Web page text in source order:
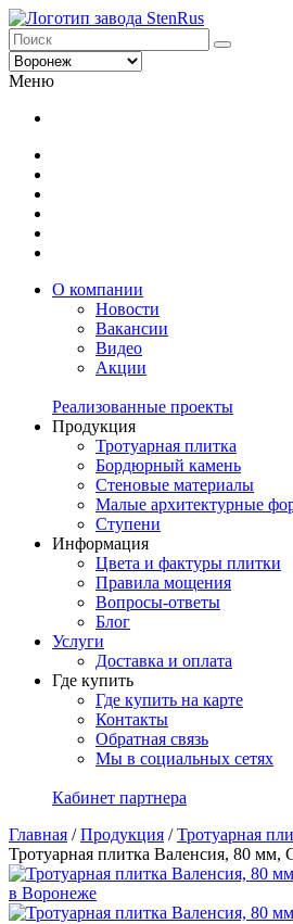
Меню
О компании
Новости
Вакансии
Видео
Акции
Реализованные проекты
Продукция
Тротуарная плитка
Бордюрный камень
Стеновые материалы
Малые архитектурные
Ступени
Информация
Цвета и фактуры плитки
Правила мощения
Вопросы-ответы
Блог
Услуги
Доставка и оплата
Где купить
Где купить на карте
Контакты
Обратная связь
Мы в социальных сетях
Кабинет партнера
Главная /Продукция /Тротуарная
Тротуарная плитка Валенсия, 80 мм,